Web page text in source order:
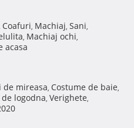
Coafuri, Machiaj, Sani,
, Machiaj ochi,
acasa
de mireasa, Costume de baie,
logodna, Verighete,